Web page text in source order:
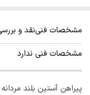
مشخصات فنینقد و
مشخصات فنی ندارد
پیراهن آستین بلند